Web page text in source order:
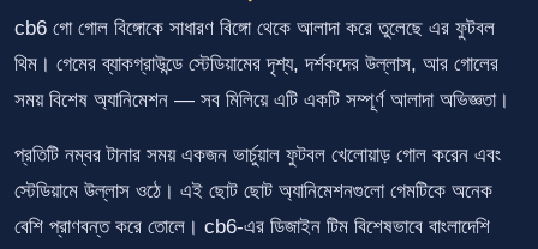
cb6 গো গোল বিঙ্গোকে সাধারণ বিঙ্গো থেকে আলাদা করে তুলেছে এর ফুটবল
থিম। গেমের ব্যাকগ্রাউন্ডে স্টেডিয়ামের দৃশ্য, দর্শকদের উল্লাস, আর গোলের
সময় বিশেষ অ্যানিমেশন — সব মিলিয়ে এটি একটি সম্পূর্ণ আলাদা অভিজ্ঞতা।
প্রতিটি নম্বর টানার সময় একজন ভার্চুয়াল ফুটবল খেলোয়াড় গোল করেন এবং
স্টেডিয়ামে উল্লাস ওঠে। এই ছোট ছোট অ্যানিমেশনগুলো গেমটিকে অনেক
বেশি প্রাণবন্ত করে তোলে। cb6-এর ডিজাইন টিম বিশেষভাবে বাংলাদেশি